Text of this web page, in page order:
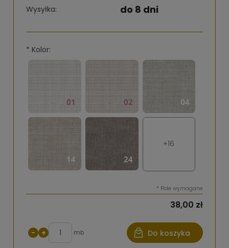
Wysyłka: do 8 dni
* Kolor:
+16
* Pole wymagane
38,00 zł
− + mb Do koszyka